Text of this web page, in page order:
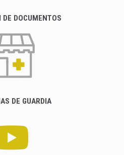
DE DOCUMENTOS
DE GUARDIA